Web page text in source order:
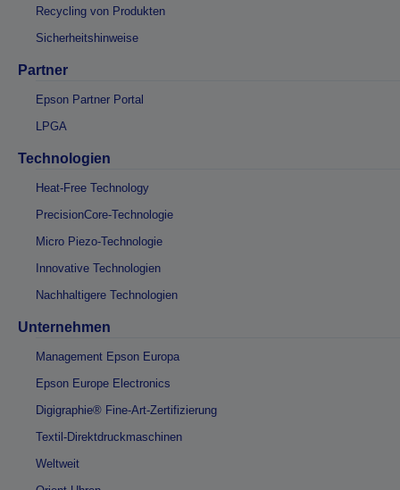
Recycling von Produkten
Sicherheitshinweise
Partner
Epson Partner Portal
LPGA
Technologien
Heat-Free Technology
PrecisionCore-Technologie
Micro Piezo-Technologie
Innovative Technologien
Nachhaltigere Technologien
Unternehmen
Management Epson Europa
Epson Europe Electronics
Digigraphie® Fine-Art-Zertifizierung
Textil-Direktdruckmaschinen
Weltweit